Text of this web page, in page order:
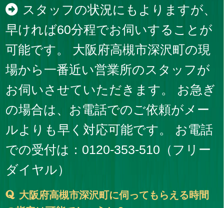
スタッフの状況にもよりますが、
早ければ60分程でお伺いすることが
可能です。 大阪府高槻市深沢町の現
場から一番近い営業所のスタッフが
お伺いさせていただきます。 お急ぎ
の場合は、お電話でのご依頼がメー
ルよりも早く対応可能です。 お電話
での受付は：0120-353-510（フリー
ダイヤル）
大阪府高槻市深沢町に伺ってもらえる時間